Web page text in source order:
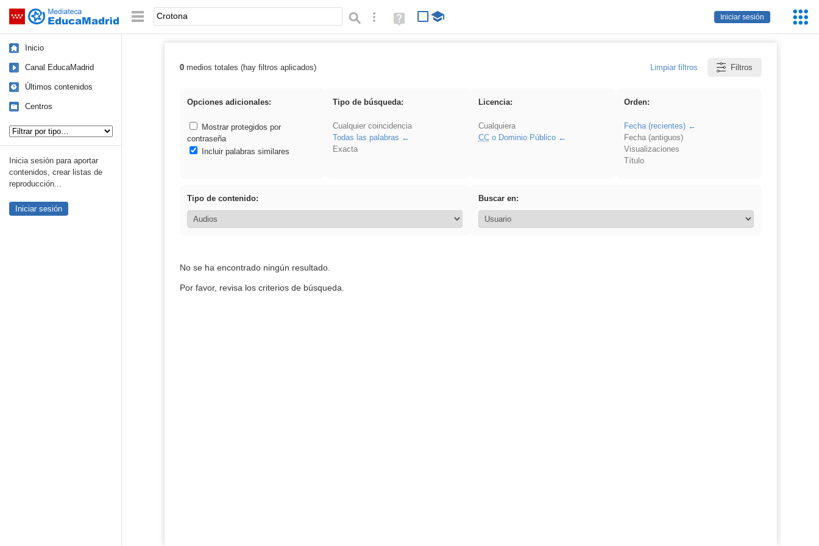
Saltar navegación
Iniciar sesión
Palabra o frase: Búsqueda avanzada
Ayuda
(en
Inicio
Canal EducaMadrid
Últimos contenidos
Centros
Inicia sesión para aportar
contenidos, crear listas de
reproducción...
Iniciar sesión
Resultados de: Crotona
0medios totales (hay filtros aplicados) Limpiar filtros Filtros
Opciones adicionales:
Mostrar protegidos por
contraseña
Incluir palabras similares
Tipo de búsqueda:
Cualquier coincidencia
Todas las palabras
Exacta
Licencia:
Cualquiera
CCo Dominio Público
Orden:
Fecha (recientes)
Fecha (antiguos)
Visualizaciones
Título
Tipo de contenido: Buscar en:
No se ha encontrado ningún resultado.
Por favor, revisa los criterios de búsqueda.